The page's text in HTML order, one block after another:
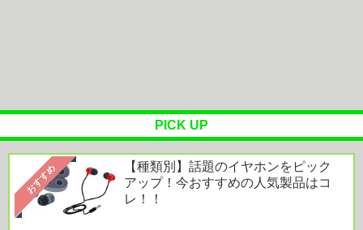
Powered by livedoor 相互RSS
PICK UP
おすすめ
【種類別】話題のイヤホンをピック
アップ！今おすすめの人気製品はコ
レ！！